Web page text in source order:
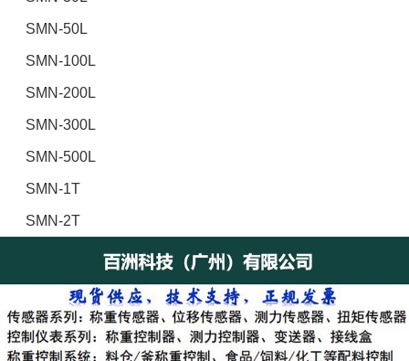
SMN-50L
SMN-100L
SMN-200L
SMN-300L
SMN-500L
SMN-1T
SMN-2T